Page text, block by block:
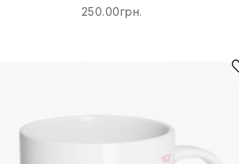
250.00грн.